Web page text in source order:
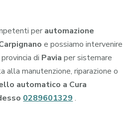
per automazione
e possiamo intervenire
di Pavia per sistemare
alla manutenzione, riparazione o
automatico a Cura
0289601329 .